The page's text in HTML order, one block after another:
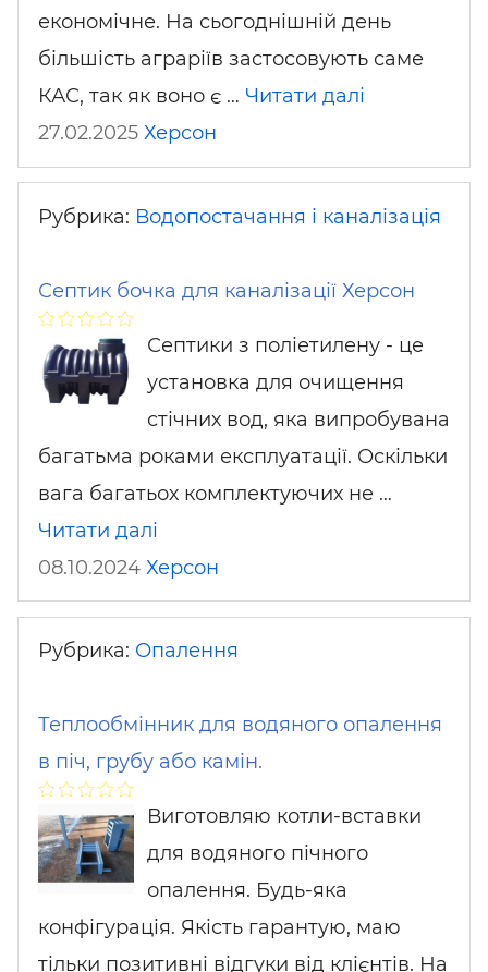
економічне. На сьогоднішній день
більшість аграріїв застосовують саме
КАС, так як воно є … Читати далі
27.02.2025 Херсон
Рубрика: Водопостачання і каналізація
Септик бочка для каналізації Херсон
Септики з поліетилену - це
установка для очищення
стічних вод, яка випробувана
багатьма роками експлуатації. Оскільки
вага багатьох комплектуючих не …
Читати далі
08.10.2024 Херсон
Рубрика: Опалення
Теплообмінник для водяного опалення
в піч, грубу або камін.
Виготовляю котли-вставки
для водяного пічного
опалення. Будь-яка
конфігурація. Якість гарантую, маю
тільки позитивні відгуки від клієнтів. На